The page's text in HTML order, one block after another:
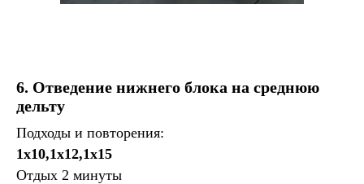
6. Отведение нижнего блока на среднюю
дельту
Подходы и повторения:
1х10,1х12,1х15
Отдых 2 минуты